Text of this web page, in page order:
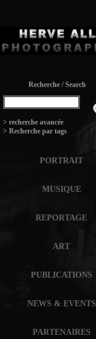
Recherche / Search
> recherche avancée
> Recherche par tags
PORTRAIT
MUSIQUE
REPORTAGE
ART
PUBLICATIONS
NEWS & EVENTS
PARTENAIRES